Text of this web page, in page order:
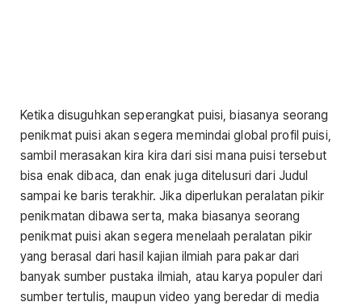
Ketika disuguhkan seperangkat puisi, biasanya seorang
penikmat puisi akan segera memindai global profil puisi,
sambil merasakan kira kira dari sisi mana puisi tersebut
bisa enak dibaca, dan enak juga ditelusuri dari Judul
sampai ke baris terakhir. Jika diperlukan peralatan pikir
penikmatan dibawa serta, maka biasanya seorang
penikmat puisi akan segera menelaah peralatan pikir
yang berasal dari hasil kajian ilmiah para pakar dari
banyak sumber pustaka ilmiah, atau karya populer dari
sumber tertulis, maupun video yang beredar di media